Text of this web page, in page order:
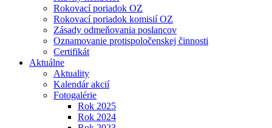
Rokovací poriadok OZ
Rokovací poriadok komisií OZ
Zásady odmeňovania poslancov
Oznamovanie protispoločenskej činnosti
Certifikát
Aktuálne
Aktuality
Kalendár akcií
Fotogalérie
Rok 2025
Rok 2024